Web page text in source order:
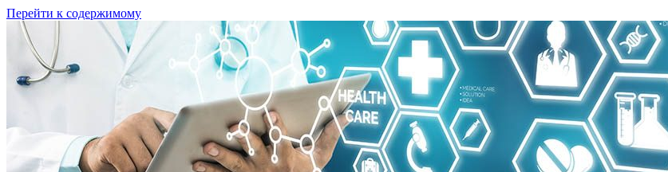
Перейти к содержимому